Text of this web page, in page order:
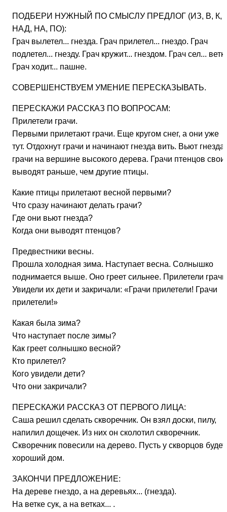
ПОДБЕРИ НУЖНЫЙ ПО СМЫСЛУ ПРЕДЛОГ (ИЗ, В, К,
НАД, НА, ПО):
Грач вылетел... гнезда. Грач прилетел... гнездо. Грач
подлетел... гнезду. Грач кружит... гнездом. Грач сел...
Грач ходит... пашне.
СОВЕРШЕНСТВУЕМ УМЕНИЕ ПЕРЕСКАЗЫВАТЬ.
ПЕРЕСКАЖИ РАССКАЗ ПО ВОПРОСАМ:
Прилетели грачи.
Первыми прилетают грачи. Еще кругом снег, а они уже
тут. Отдохнут грачи и начинают гнезда вить. Вьют гнезда
грачи на вершине высокого дерева. Грачи птенцов
выводят раньше, чем другие птицы.
Какие птицы прилетают весной первыми?
Что сразу начинают делать грачи?
Где они вьют гнезда?
Когда они выводят птенцов?
Предвестники весны.
Прошла холодная зима. Наступает весна. Солнышко
поднимается выше. Оно греет сильнее. Прилетели
Увидели их дети и закричали: «Грачи прилетели! Грачи
прилетели!»
Какая была зима?
Что наступает после зимы?
Как греет солнышко весной?
Кто прилетел?
Кого увидели дети?
Что они закричали?
ПЕРЕСКАЖИ РАССКАЗ ОТ ПЕРВОГО ЛИЦА:
Саша решил сделать скворечник. Он взял доски, пилу,
напилил дощечек. Из них он сколотил скворечник.
Скворечник повесили на дерево. Пусть у скворцов будет
хороший дом.
ЗАКОНЧИ ПРЕДЛОЖЕНИЕ:
На дереве гнездо, а на деревьях... (гнезда).
На ветке сук, а на ветках... .